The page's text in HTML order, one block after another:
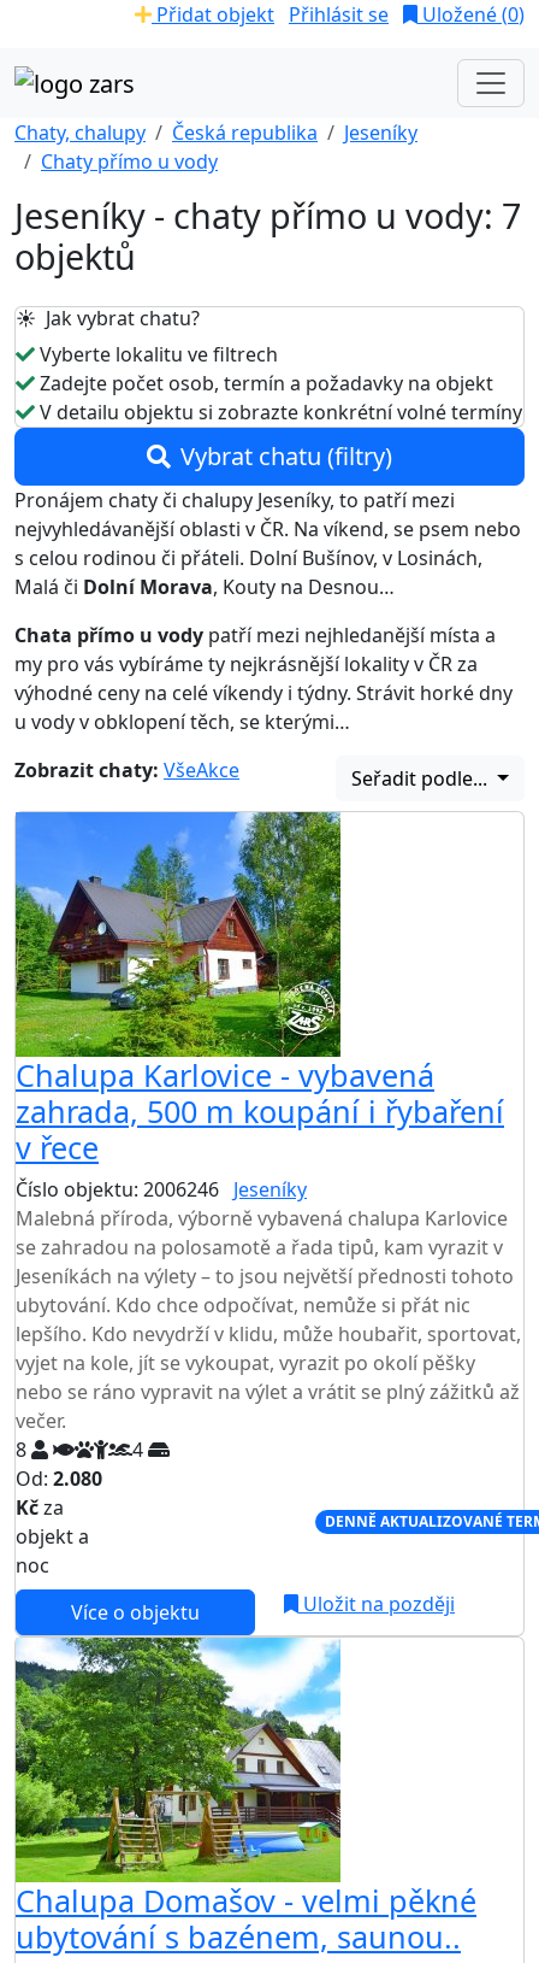
Přidat objekt Přihlásit se Uložené (0)
Chaty, chalupy Česká republika
Jeseníky
Chaty přímo u vody
Jeseníky - chaty přímo u vody: 7
objektů
☀️ Jak vybrat chatu?
Vyberte lokalitu ve filtrech
Zadejte počet osob, termín a požadavky na objekt
V detailu objektu si zobrazte konkrétní volné termíny
Vybrat chatu (filtry)
Pronájem chaty či chalupy Jeseníky, to patří mezi
nejvyhledávanější oblasti v ČR. Na víkend, se psem nebo
s celou rodinou či přáteli. Dolní Bušínov, v Losinách,
Malá či Dolní Morava, Kouty na Desnou…
Chata přímo u vody patří mezi nejhledanější místa a
my pro vás vybíráme ty nejkrásnější lokality v ČR za
výhodné ceny na celé víkendy i týdny. Strávit horké dny
u vody v obklopení těch, se kterými…
Zobrazit chaty: VšeAkce Seřadit podle...
Chalupa Karlovice - vybavená
zahrada, 500 m koupání i řybaření
v řece
Číslo objektu: 2006246 Jeseníky
Malebná příroda, výborně vybavená chalupa Karlovice
se zahradou na polosamotě a řada tipů, kam vyrazit v
Jeseníkách na výlety – to jsou největší přednosti tohoto
ubytování. Kdo chce odpočívat, nemůže si přát nic
lepšího. Kdo nevydrží v klidu, může houbařit, sportovat,
vyjet na kole, jít se vykoupat, vyrazit po okolí pěšky
nebo se ráno vypravit na výlet a vrátit se plný zážitků až
večer.
8
4
Od: 2.080
Kčza
objekt a
noc
DENNĚ AKTUALIZOVANÉ
Více o objektu Uložit na později
Chalupa Domašov - velmi pěkné
ubytování s bazénem, saunou..